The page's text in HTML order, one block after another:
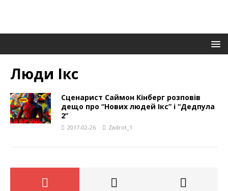
Люди Ікс
Сценарист Саймон Кінберг розповів
дещо про “Нових людей Ікс” і “Дедпула
2”
2017-02-26 Zadrot_1